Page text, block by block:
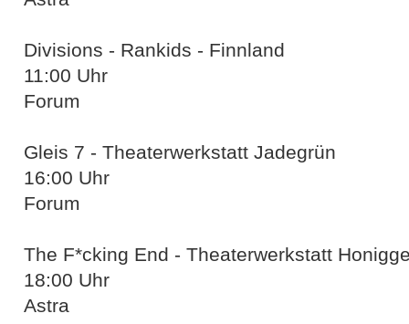
Divisions - Rankids - Finnland
11:00 Uhr
Forum
Gleis 7 - Theaterwerkstatt Jadegrün
16:00 Uhr
Forum
The F*cking End - Theaterwerkstatt
18:00 Uhr
Astra